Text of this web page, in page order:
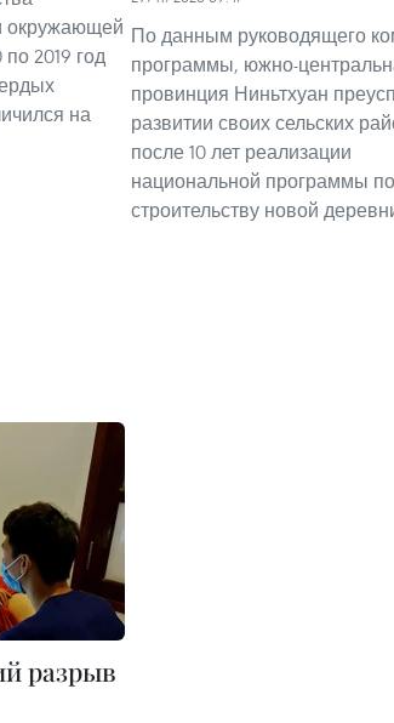
окружающей
2019 год
на
По данным руководящего
программы, южно-
провинция Ниньтхуан
развитии своих сельских
после 10 лет реализации
национальной программы по
строительству новой
разрыв